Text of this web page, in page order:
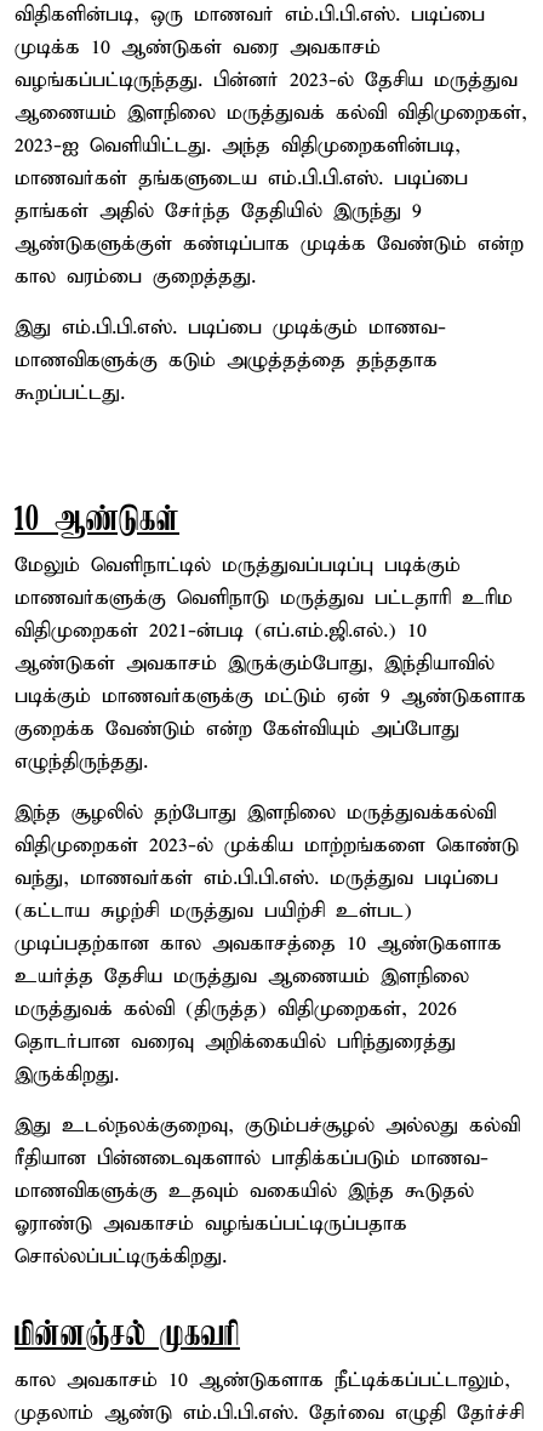
விதிகளின்படி, ஒரு மாணவர் எம்.பி.பி.எஸ். படிப்பை
முடிக்க 10 ஆண்டுகள் வரை அவகாசம்
வழங்கப்பட்டிருந்தது. பின்னர் 2023-ல் தேசிய மருத்துவ
ஆணையம் இளநிலை மருத்துவக் கல்வி விதிமுறைகள்,
2023-ஐ வெளியிட்டது. அந்த விதிமுறைகளின்படி,
மாணவர்கள் தங்களுடைய எம்.பி.பி.எஸ். படிப்பை
தாங்கள் அதில் சேர்ந்த தேதியில் இருந்து 9
ஆண்டுகளுக்குள் கண்டிப்பாக முடிக்க வேண்டும் என்ற
கால வரம்பை குறைத்தது.
இது எம்.பி.பி.எஸ். படிப்பை முடிக்கும் மாணவ-
மாணவிகளுக்கு கடும் அழுத்தத்தை தந்ததாக
கூறப்பட்டது.
10 ஆண்டுகள்
மேலும் வெளிநாட்டில் மருத்துவப்படிப்பு படிக்கும்
மாணவர்களுக்கு வெளிநாடு மருத்துவ பட்டதாரி உரிம
விதிமுறைகள் 2021-ன்படி (எப்.எம்.ஜி.எல்.) 10
ஆண்டுகள் அவகாசம் இருக்கும்போது, இந்தியாவில்
படிக்கும் மாணவர்களுக்கு மட்டும் ஏன் 9 ஆண்டுகளாக
குறைக்க வேண்டும் என்ற கேள்வியும் அப்போது
எழுந்திருந்தது.
இந்த சூழலில் தற்போது இளநிலை மருத்துவக்கல்வி
விதிமுறைகள் 2023-ல் முக்கிய மாற்றங்களை கொண்டு
வந்து, மாணவர்கள் எம்.பி.பி.எஸ். மருத்துவ படிப்பை
(கட்டாய சுழற்சி மருத்துவ பயிற்சி உள்பட)
முடிப்பதற்கான கால அவகாசத்தை 10 ஆண்டுகளாக
உயர்த்த தேசிய மருத்துவ ஆணையம் இளநிலை
மருத்துவக் கல்வி (திருத்த) விதிமுறைகள், 2026
தொடர்பான வரைவு அறிக்கையில் பரிந்துரைத்து
இருக்கிறது.
இது உடல்நலக்குறைவு, குடும்பச்சூழல் அல்லது கல்வி
ரீதியான பின்னடைவுகளால் பாதிக்கப்படும் மாணவ-
மாணவிகளுக்கு உதவும் வகையில் இந்த கூடுதல்
ஓராண்டு அவகாசம் வழங்கப்பட்டிருப்பதாக
சொல்லப்பட்டிருக்கிறது.
மின்னஞ்சல் முகவரி
கால அவகாசம் 10 ஆண்டுகளாக நீட்டிக்கப்பட்டாலும்,
முதலாம் ஆண்டு எம்.பி.பி.எஸ். தேர்வை எழுதி தேர்ச்சி